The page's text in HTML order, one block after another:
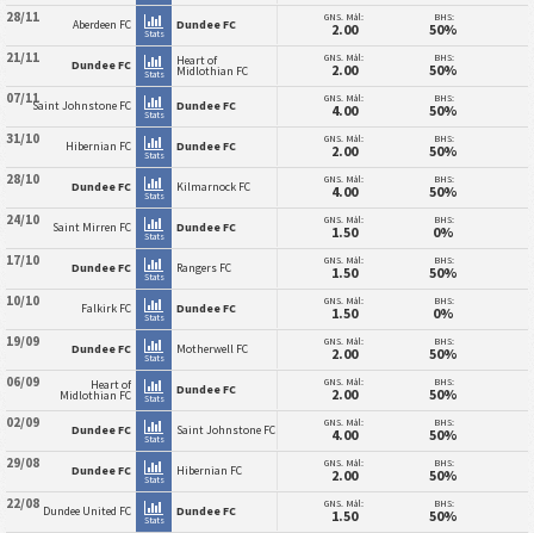
28/11 Aberdeen FC
Stats
Dundee FC GNS. Mål:
2.00
BHS:
50%
21/11 Dundee FC
Stats
Heart of
Midlothian FC
GNS. Mål:
2.00
BHS:
50%
07/11Saint Johnstone FC
Stats
Dundee FC GNS. Mål:
4.00
BHS:
50%
31/10 Hibernian FC
Stats
Dundee FC GNS. Mål:
2.00
BHS:
50%
28/10 Dundee FC
Stats
Kilmarnock FC GNS. Mål:
4.00
BHS:
50%
24/10 Saint Mirren FC
Stats
Dundee FC GNS. Mål:
1.50
BHS:
0%
17/10 Dundee FC
Stats
Rangers FC GNS. Mål:
1.50
BHS:
50%
10/10 Falkirk FC
Stats
Dundee FC GNS. Mål:
1.50
BHS:
0%
19/09 Dundee FC
Stats
Motherwell FC GNS. Mål:
2.00
BHS:
50%
06/09 Heart of
Midlothian FC Stats
Dundee FC GNS. Mål:
2.00
BHS:
50%
02/09 Dundee FC
Stats
Saint Johnstone FC GNS. Mål:
4.00
BHS:
50%
29/08 Dundee FC
Stats
Hibernian FC GNS. Mål:
2.00
BHS:
50%
22/08 Dundee United FC
Stats
Dundee FC GNS. Mål:
1.50
BHS:
50%